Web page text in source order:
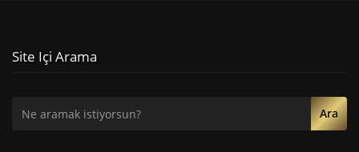
Site Içi Arama
Ara